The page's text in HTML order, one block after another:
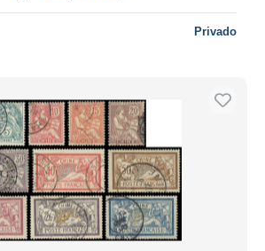
Privado